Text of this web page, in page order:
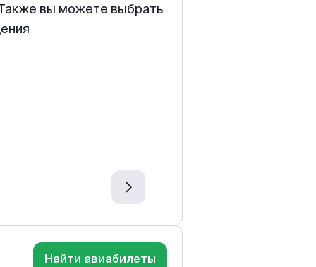
вы можете выбрать
Найти авиабилеты